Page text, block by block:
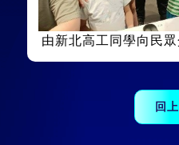
由新北高工同學向民